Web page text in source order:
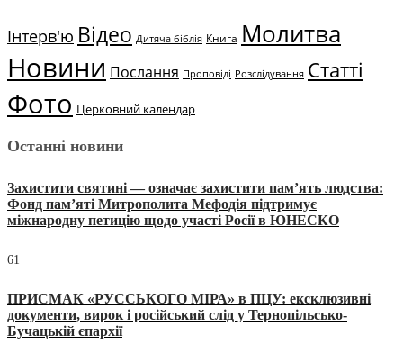
Інтерв'ю Відео Дитяча біблія Книга Молитва
Новини Послання Проповіді Розслідування Статті
Фото Церковний календар
Останні новини
Захистити святині — означає захистити пам’ять людства:
Фонд пам’яті Митрополита Мефодія підтримує
міжнародну петицію щодо участі Росії в ЮНЕСКО
61
ПРИСМАК «РУССЬКОГО МІРА» в ПЦУ: ексклюзивні
документи, вирок і російський слід у Тернопільсько-
Бучацькій єпархії